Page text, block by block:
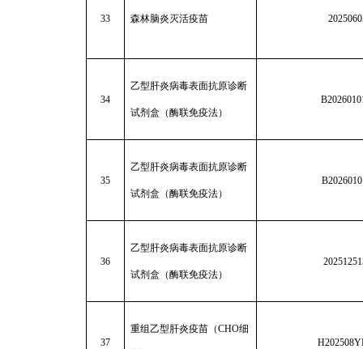
33 森林脑炎灭活疫苗
34
乙型肝炎病毒表面抗原诊断
试剂盒（酶联免疫法）
35
乙型肝炎病毒表面抗原诊断
试剂盒（酶联免疫法）
36
乙型肝炎病毒表面抗原诊断
试剂盒（酶联免疫法）
37
重组乙型肝炎疫苗（CHO细